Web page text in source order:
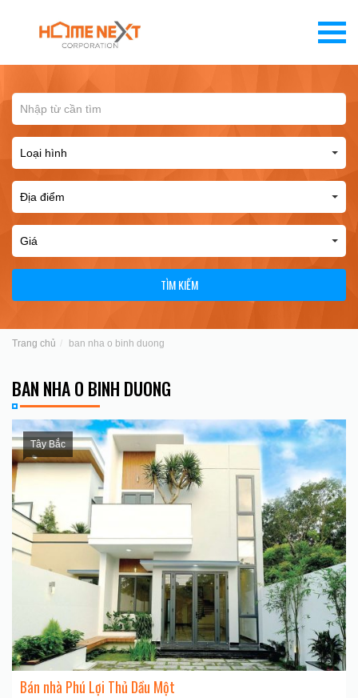
TÌM KIẾM
Trang chủ ban nha o binh duong
BAN NHA O BINH DUONG
Tây Bắc
Bán nhà Phú Lợi Thủ Dầu Một